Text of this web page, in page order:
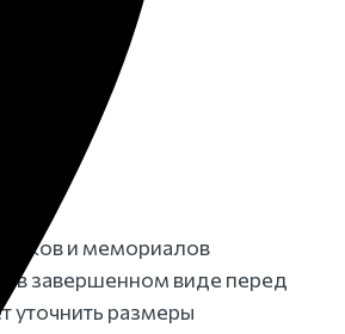
и мемориалов
в завершенном виде перед
уточнить размеры